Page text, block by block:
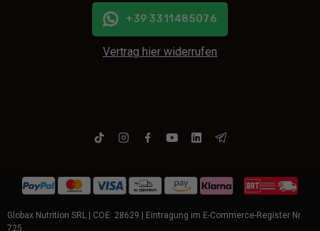
+39 3311485076
Vertrag hier widerrufen
Globax Nutrition SRL | COE: 28629 | Eintragung im E-Commerce-Register Nr.
725